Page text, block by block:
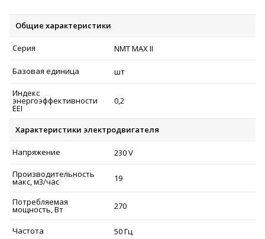
Общие характеристики
Серия NMT MAX II
Базовая единица
шт
Индекс
энергоэффективности
EEI
0,2
Характеристики электродвигателя
Напряжение
230 V
Производительность
макс, м3/час 19
Потребляемая
мощность, Вт 270
Частота
50 Гц